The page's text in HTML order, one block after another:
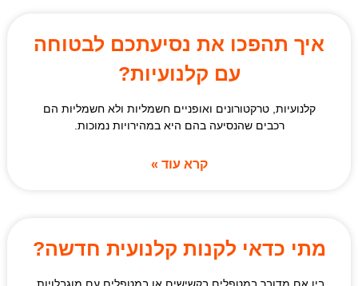
איך תהפכו את נסיעתכם לבטוחה
עם קלנועיות?
קלנועיות, טרקטורונים ואופניים חשמליות ולא חשמליות הם
רכבים שהנסיעה בהם היא במהירויות נמוכות.
קרא עוד »
מתי כדאי לקנות קלנועית חדשה?
בין אם מדובר במטפלים בקשישים או במטפלים עם מוגבלויות,